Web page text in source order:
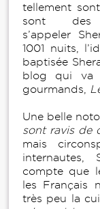
tellement
sont des
s’appeler
1001 nuits,
baptisée
blog qui va
gourmands,
Une belle
sont ravis de
mais
internautes,
compte que
les Français
très peu la